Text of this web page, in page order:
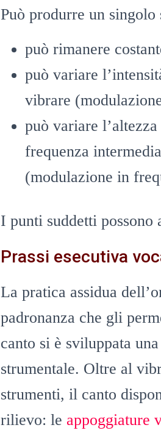
Può produrre un singolo
può rimanere
può variare
vibrare
può variare
frequenza
(modulazione in
I punti suddetti possono
Prassi esecutiva
La pratica assidua
padronanza che gli
canto si è sviluppata
strumentale. Oltre al
strumenti, il canto
rilievo: le appoggiature